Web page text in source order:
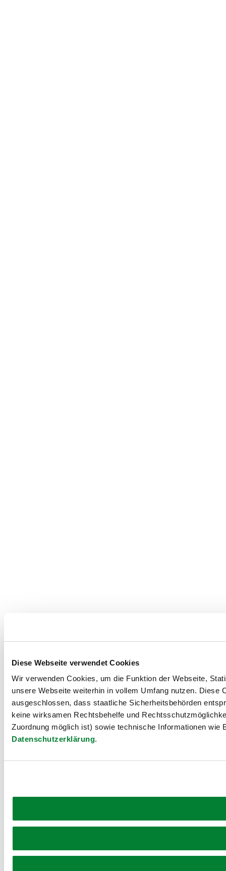
Diese Webseite verwendet Cookies
Wir verwenden Cookies, um die Funktion der Webseite,
unsere Webseite weiterhin in vollem Umfang nutzen.
ausgeschlossen, dass staatliche Sicherheitsbehörden
keine wirksamen Rechtsbehelfe und
Zuordnung möglich ist) sowie technische Informationen
Datenschutzerklärung.